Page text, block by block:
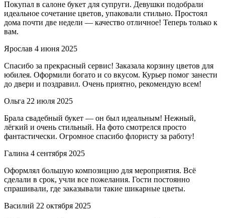
Покупал в салоне букет для супруги. Девушки подобрали
идеальное сочетание цветов, упаковали стильно. Простоял
дома почти две недели — качество отличное! Теперь только к
вам.
Ярослав 4 июня 2025
Спасибо за прекрасный сервис! Заказала корзину цветов для
юбилея. Оформили богато и со вкусом. Курьер помог занести
до двери и поздравил. Очень приятно, рекомендую всем!
Ольга 22 июля 2025
Брала свадебный букет — он был идеальным! Нежный,
лёгкий и очень стильный. На фото смотрелся просто
фантастически. Огромное спасибо флористу за работу!
Галина 4 сентября 2025
Оформлял большую композицию для мероприятия. Всё
сделали в срок, учли все пожелания. Гости постоянно
спрашивали, где заказывали такие шикарные цветы.
Василий 22 октября 2025